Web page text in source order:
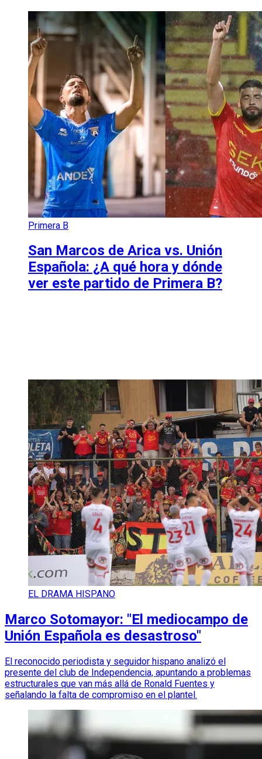
Primera B
San Marcos de Arica vs. Unión
Española: ¿A qué hora y dónde
ver este partido de Primera B?
EL DRAMA HISPANO
Marco Sotomayor: "El mediocampo de
Unión Española es desastroso"
El reconocido periodista y seguidor hispano analizó el
presente del club de Independencia, apuntando a problemas
estructurales que van más allá de Ronald Fuentes y
señalando la falta de compromiso en el plantel.